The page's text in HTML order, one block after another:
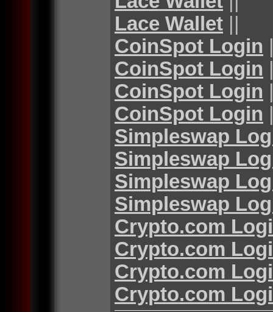
Lace Wallet ||
CoinSpot Login
CoinSpot Login
CoinSpot Login
CoinSpot Login
Simpleswap
Simpleswap
Simpleswap
Simpleswap
Crypto.com
Crypto.com
Crypto.com
Crypto.com